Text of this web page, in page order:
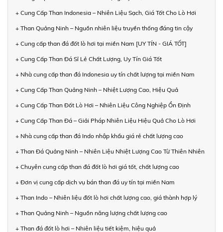
+ Cung Cấp Than Indonesia – Nhiên Liệu Sạch, Giá Tốt Cho Lò Hơi
+ Than Quảng Ninh – Nguồn nhiên liệu truyền thống đáng tin cậy
+ Cung cấp than đá đốt lò hơi tại miền Nam [UY TÍN - GIÁ TỐT]
+ Cung Cấp Than Đá Sỉ Lẻ Chất Lượng, Uy Tín Giá Tốt
+ Nhà cung cấp than đá Indonesia uy tín chất lượng tại miền Nam
+ Cung Cấp Than Quảng Ninh – Nhiệt Lượng Cao, Hiệu Quả
+ Cung Cấp Than Đốt Lò Hơi – Nhiên Liệu Công Nghiệp Ổn Định
+ Cung Cấp Than Đá – Giải Pháp Nhiên Liệu Hiệu Quả Cho Lò Hơi
+ Nhà cung cấp than đá Indo nhập khẩu giá rẻ chất lượng cao
+ Than Đá Quảng Ninh – Nhiên Liệu Nhiệt Lượng Cao Từ Thiên Nhiên
+ Chuyên cung cấp than đá đốt lò hơi giá tốt, chất lượng cao
+ Đơn vị cung cấp dịch vụ bán than đá uy tín tại miền Nam
+ Than Indo – Nhiên liệu đốt lò hơi chất lượng cao, giá thành hợp lý
+ Than Quảng Ninh – Nguồn năng lượng chất lượng cao
+ Than đá đốt lò hơi – Nhiên liệu tiết kiệm, hiệu quả